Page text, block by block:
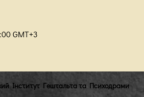
GMT+3
Інститут Гештальта та Психодрами